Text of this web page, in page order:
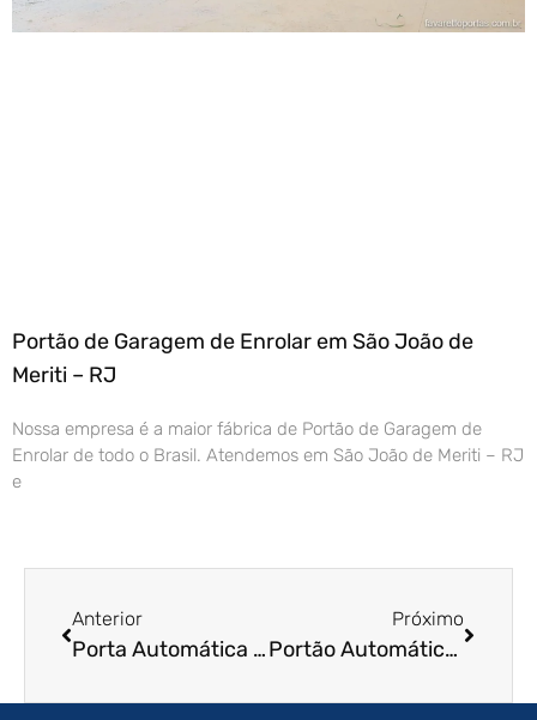
Portão de Garagem de Enrolar em São João de
Meriti – RJ
Nossa empresa é a maior fábrica de Portão de Garagem de
Enrolar de todo o Brasil. Atendemos em São João de Meriti – RJ
e
Anterior
Porta Automática de Enrolar em Aracaju – SE
Próximo
Portão Automático de Enrolar em Rio Branco – AC